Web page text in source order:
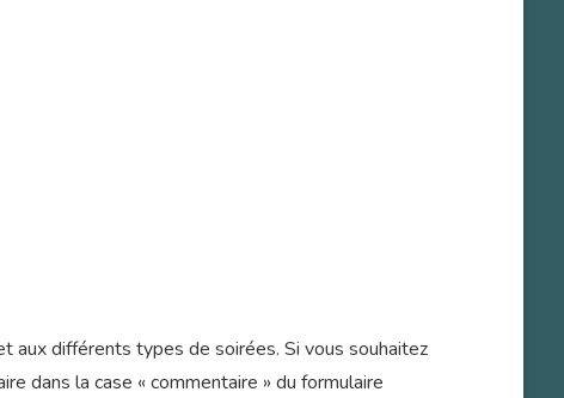
aux différents types de soirées. Si vous souhaitez
dans la case « commentaire » du formulaire